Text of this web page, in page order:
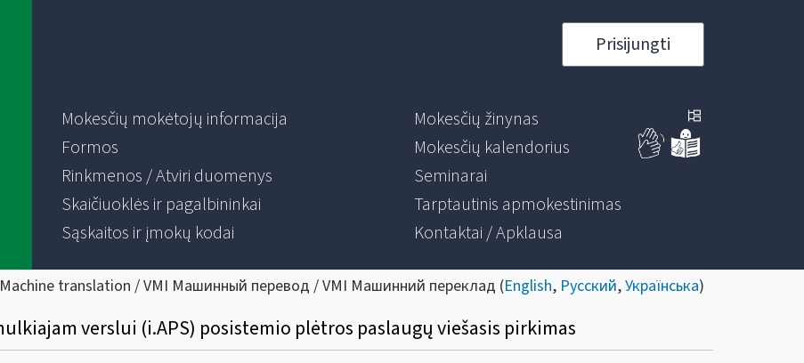
Prisijungti
Mokesčių mokėtojų informacija
Formos
Rinkmenos / Atviri duomenys
Skaičiuoklės ir pagalbininkai
Sąskaitos ir įmokų kodai
Mokesčių žinynas
Mokesčių kalendorius
Seminarai
Tarptautinis apmokestinimas
Kontaktai / Apklausa
translation / VMI Машинный перевод / VMI Машинний переклад (English, Русский,Українська)
verslui (i.APS) posistemio plėtros paslaugų viešasis pirkimas